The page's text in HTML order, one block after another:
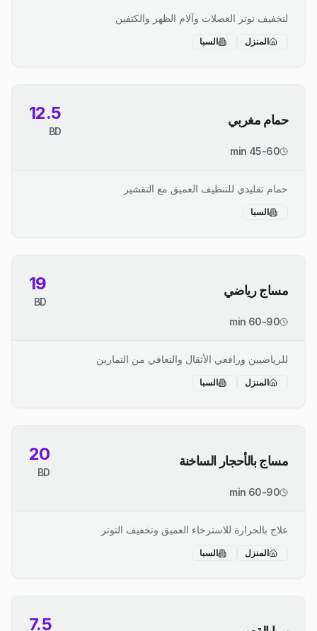
لتخفيف توتر العضلات وآلام الظهر والكتفين
المنزل السبا
حمام مغربي 12.5
BD
45-60 min
حمام تقليدي للتنظيف العميق مع التقشير
السبا
مساج رياضي 19
BD
60-90 min
للرياضيين ورافعي الأثقال والتعافي من التمارين
المنزل السبا
مساج بالأحجار الساخنة 20
BD
60-90 min
علاج بالحرارة للاسترخاء العميق وتخفيف التوتر
المنزل السبا
7.5